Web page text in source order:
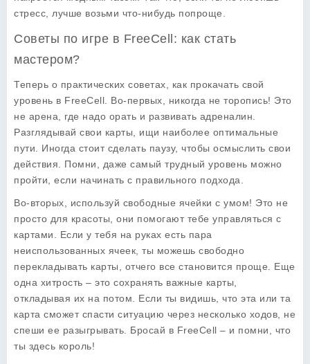
стресс, лучше возьми что-нибудь попроще.
Советы по игре в FreeCell: как стать
мастером?
Теперь о практических советах , как прокачать свой
уровень в FreeCell. Во-первых, никогда не торопись! Это
не арена, где надо орать и развивать адреналин.
Разглядывай свои карты, ищи наиболее оптимальные
пути. Иногда стоит сделать паузу, чтобы осмыслить свои
действия. Помни, даже самый трудный уровень можно
пройти, если начинать с правильного подхода.
Во-вторых, используй свободные ячейки с умом! Это не
просто для красоты, они помогают тебе управляться с
картами. Если у тебя на руках есть пара
неиспользованных ячеек, ты можешь свободно
перекладывать карты, отчего все становится проще. Еще
одна хитрость – это сохранять важные карты,
откладывая их на потом. Если ты видишь, что эта или та
карта сможет спасти ситуацию через несколько ходов, не
спеши ее разыгрывать. Бросай в FreeCell – и помни, что
ты здесь король!